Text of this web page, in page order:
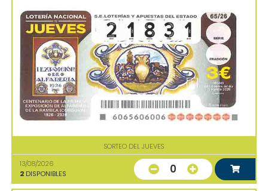
SORTEO DEL JUEVES
13/08/2026
2 DISPONIBLES 0